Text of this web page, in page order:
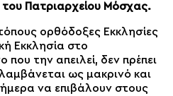
Πατριαρχείου Μόσχας.
ορθόδοξες Εκκλησίες
Εκκλησία στο
που την απειλεί, δεν πρέπει
ως μακρινό και
να επιβάλουν στους